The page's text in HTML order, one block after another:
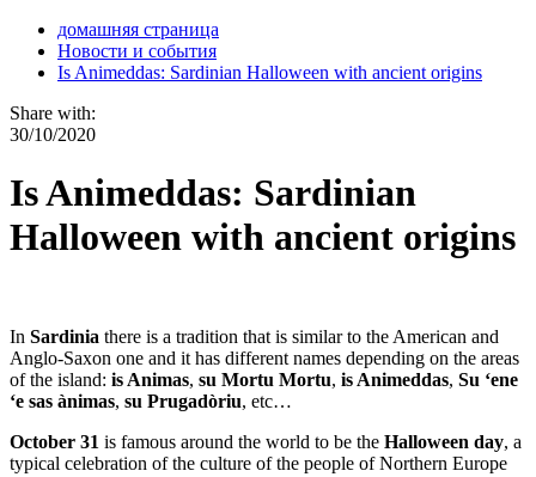
домашняя страница
Новости и события
Is Animeddas: Sardinian Halloween with ancient origins
Share with:
30/10/2020
Is Animeddas: Sardinian
Halloween with ancient origins
In Sardinia there is a tradition that is similar to the American and
Anglo-Saxon one and it has different names depending on the areas
of the island: is Animas, su Mortu Mortu, is Animeddas, Su ‘ene
‘e sas ànimas, su Prugadòriu, etc…
October 31 is famous around the world to be the Halloween day, a
typical celebration of the culture of the people of Northern Europe